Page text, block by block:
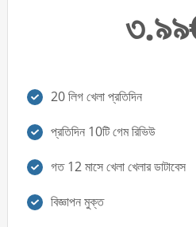
20 লিগ খেলা প্রতিদিন
প্রতিদিন 10টি গেম রিভিউ
গত 12 মাসে খেলা খেলার ডাটাবেস
বিজ্ঞাপন মুক্ত